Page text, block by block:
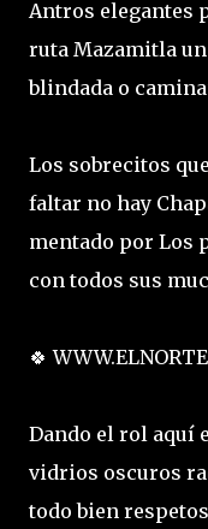
Antros elegantes
ruta Mazamitla
blindada o
Los sobrecitos
faltar no hay
mentado por Los
con todos sus
🍀
Dando el rol aquí
vidrios oscuros
todo bien